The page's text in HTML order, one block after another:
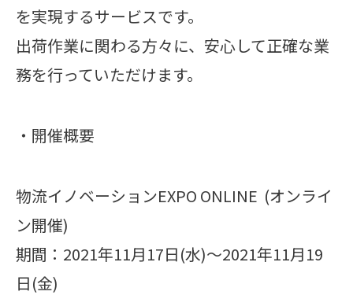
を実現するサービスです。
出荷作業に関わる方々に、安心して正確な業
務を行っていただけます。
・開催概要
物流イノベーションEXPO ONLINE (オンライ
ン開催)
期間：2021年11月17日(水)〜2021年11月19
日(金)